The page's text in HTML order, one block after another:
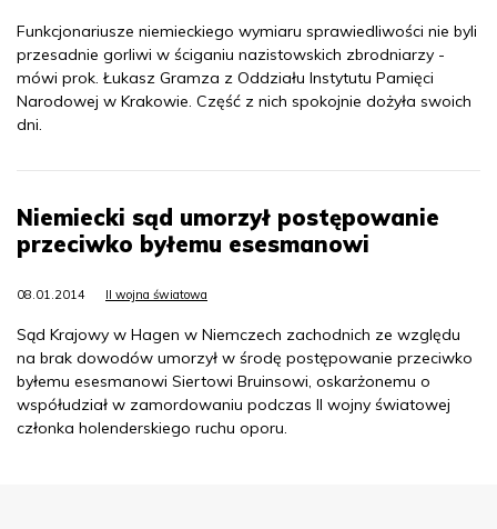
Funkcjonariusze niemieckiego wymiaru sprawiedliwości nie byli
przesadnie gorliwi w ściganiu nazistowskich zbrodniarzy -
mówi prok. Łukasz Gramza z Oddziału Instytutu Pamięci
Narodowej w Krakowie. Część z nich spokojnie dożyła swoich
dni.
Niemiecki sąd umorzył postępowanie
przeciwko byłemu esesmanowi
08.01.2014 II wojna światowa
Sąd Krajowy w Hagen w Niemczech zachodnich ze względu
na brak dowodów umorzył w środę postępowanie przeciwko
byłemu esesmanowi Siertowi Bruinsowi, oskarżonemu o
współudział w zamordowaniu podczas II wojny światowej
członka holenderskiego ruchu oporu.